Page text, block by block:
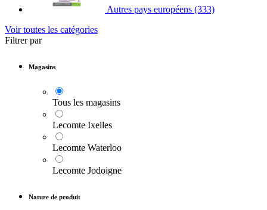
Autres pays européens (333)
Voir toutes les catégories
Filtrer par
Magasins
Tous les magasins
Lecomte Ixelles
Lecomte Waterloo
Lecomte Jodoigne
Nature de produit